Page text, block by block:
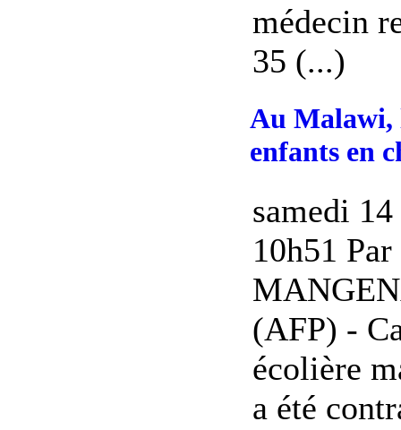
médecin
35 (...)
Au Malawi,
enfants en
samedi
10h51 Par
(AFP) -
écolière
a été